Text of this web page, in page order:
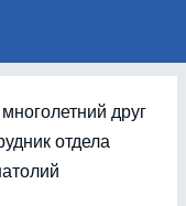
друг
отдела